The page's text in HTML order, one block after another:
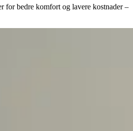
for bedre komfort og lavere kostnader –